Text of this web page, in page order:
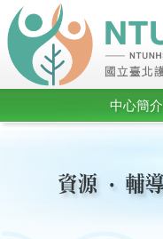
中心簡介